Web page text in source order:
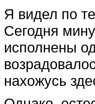
Я видел по
Сегодня
исполнены
нахожусь